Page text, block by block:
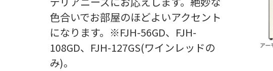
色合いでお部屋のほどよいアクセント
になります。※FJH-56GD、FJH-
108GD、FJH-127GS(ワインレッドの
み)。